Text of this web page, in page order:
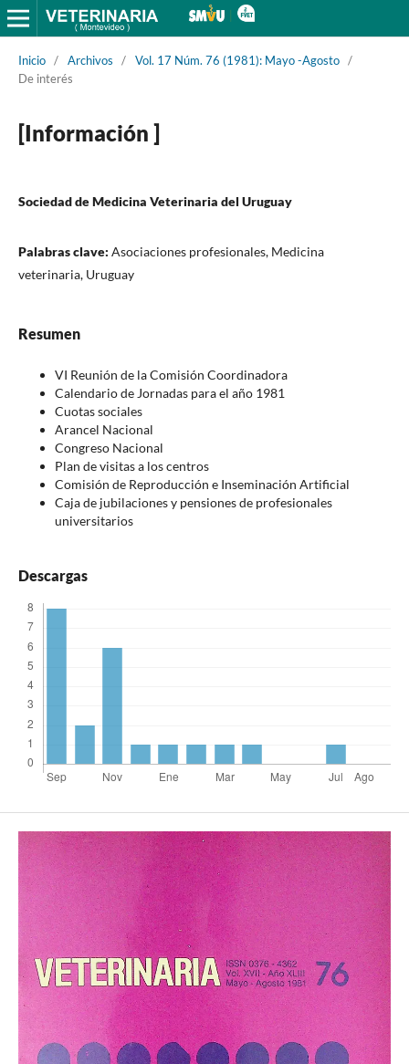
Inicio / Archivos / Vol. 17 Núm. 76 (1981): Mayo -Agosto /
De interés
[Información ]
Sociedad de Medicina Veterinaria del Uruguay
Palabras clave: Asociaciones profesionales, Medicina
veterinaria, Uruguay
Resumen
VI Reunión de la Comisión Coordinadora
Calendario de Jornadas para el año 1981
Cuotas sociales
Arancel Nacional
Congreso Nacional
Plan de visitas a los centros
Comisión de Reproducción e Inseminación Artificial
Caja de jubilaciones y pensiones de profesionales
universitarios
Descargas